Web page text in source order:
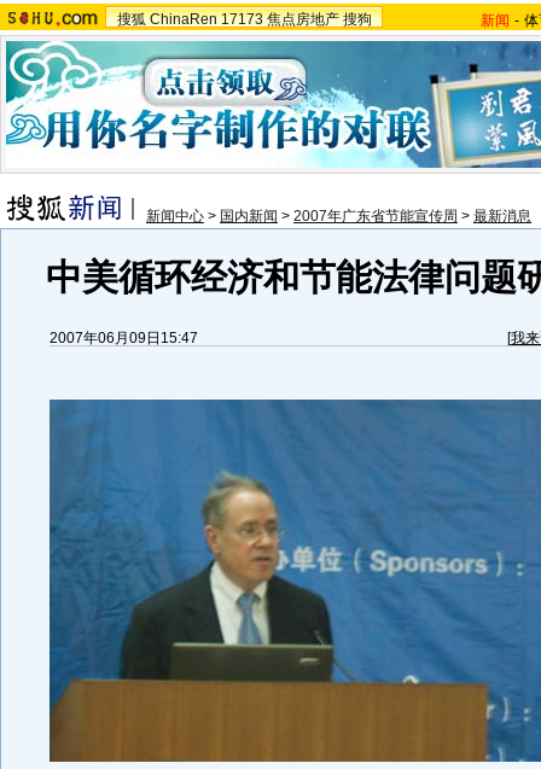
搜狐 ChinaRen 17173 焦点房地产 搜狗 新闻 -
新闻中心 > 国内新闻 > 2007年广东省节能宣传周 > 最新消息
中美循环经济和节能法律问题
2007年06月09日15:47 [我